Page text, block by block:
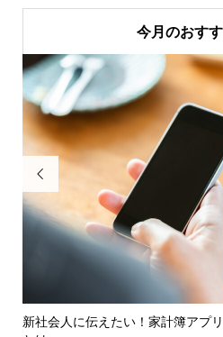
今月のおす

新社会人に伝えたい！家計簿アプ